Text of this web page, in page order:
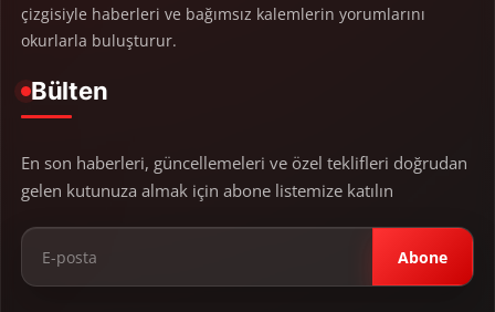
çizgisiyle haberleri ve bağımsız kalemlerin yorumlarını
okurlarla buluşturur.
Bülten
En son haberleri, güncellemeleri ve özel teklifleri doğrudan
gelen kutunuza almak için abone listemize katılın
Abone